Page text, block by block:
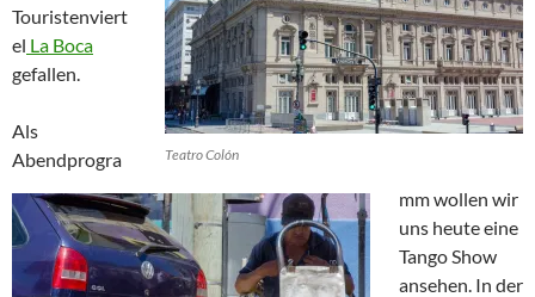
Teatro Colón
Touristenviert
el La Boca
gefallen.
Als
Abendprogra
mm wollen wir
uns heute eine
Tango Show
ansehen. In der